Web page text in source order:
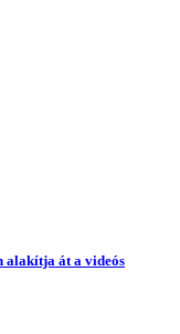
alakítja át a videós